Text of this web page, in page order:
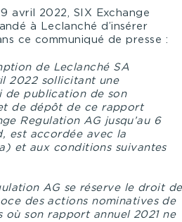
avril 2022, SIX Exchange
à Leclanché d’insérer
ce communiqué de presse :
de Leclanché SA
2022 sollicitant une
de publication de son
de dépôt de ce rapport
Regulation AG jusqu’au 6
est accordée avec la
et aux conditions suivantes
AG se réserve le droit de
des actions nominatives de
où son rapport annuel 2021 ne